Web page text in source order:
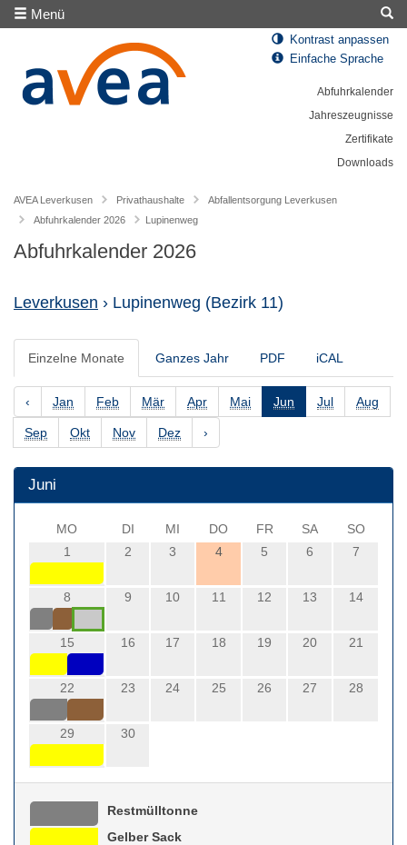
Menü
Kontrast anpassen
Einfache Sprache
Abfuhrkalender
Jahreszeugnisse
Zertifikate
Downloads
AVEA Leverkusen Privathaushalte
Abfallentsorgung Leverkusen
Abfuhrkalender 2026
Lupinenweg
Abfuhrkalender 2026
Leverkusen › Lupinenweg (Bezirk 11)
Einzelne Monate Ganzes Jahr PDF iCAL
‹ Jan Feb Mär Apr Mai Jun Jul Aug
Sep Okt Nov Dez ›
Juni
MO DI MI DO FR SA
SO
1
2 3 4 5 6 7
8 9 10 11 12 13 14
15 16 17 18 19 20 21
22 23 24 25 26 27 28
29 30
Restmülltonne
Gelber Sack